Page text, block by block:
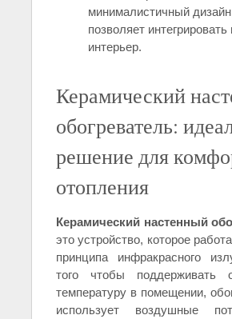
минималистичный
позволяет
интерьер.
Керамический
обогреватель:
решение для
отопления
Керамический настенный
это устройство, которое
принципа инфракрасного
того чтобы поддерживать
температуру в помещении,
использует воздушные